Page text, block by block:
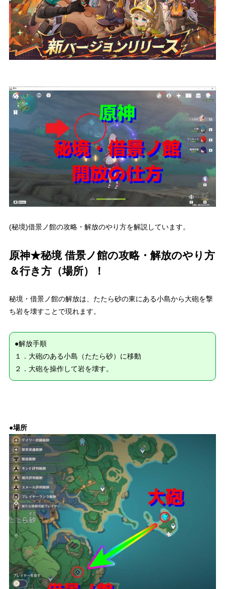
(秘境)借景ノ館の攻略・解放のやり方を解説しています。
原神★秘境 借景ノ館の攻略・解放のやり方
＆行き方（場所）！
秘境・借景ノ館の解放は、たたら砂の東にある小島から大砲を撃
ち岩を壊すことで現れます。
●解放手順
１．大砲のある小島（たたら砂）に移動
２．大砲を操作して岩を壊す。
●場所